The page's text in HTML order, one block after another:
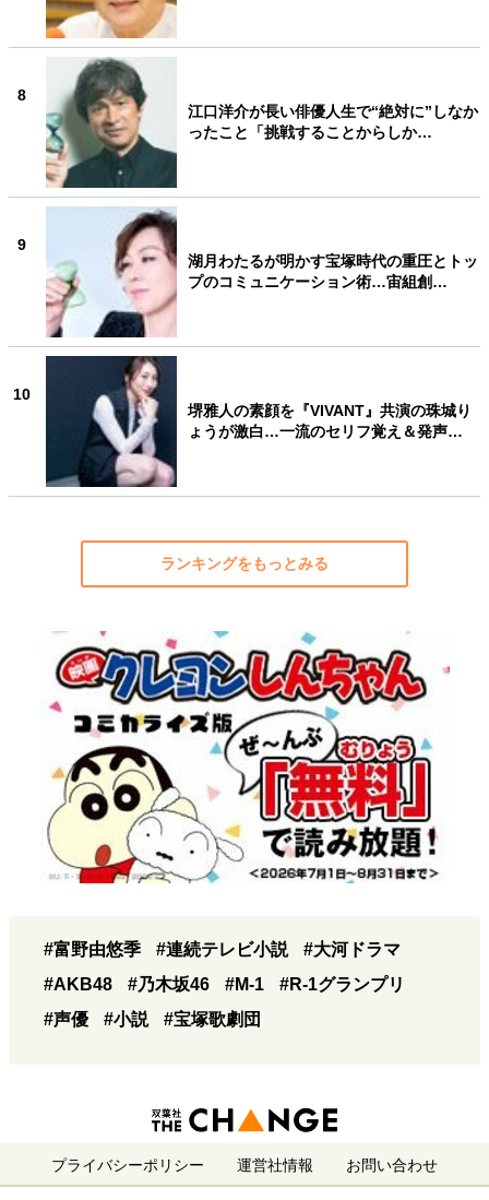
8
江口洋介が長い俳優人生で“絶対に”しなか
ったこと「挑戦することからしか…
9
湖月わたるが明かす宝塚時代の重圧とトッ
プのコミュニケーション術…宙組創…
10
堺雅人の素顔を『VIVANT』共演の珠城り
ょうが激白…一流のセリフ覚え＆発声…
ランキングをもっとみる
#富野由悠季 #連続テレビ小説
#大河ドラマ
#AKB48
#乃木坂46 #M-1
#R-1グランプリ
#声優
#小説 #宝塚歌劇団
プライバシーポリシー 運営社情報 お問い合わせ